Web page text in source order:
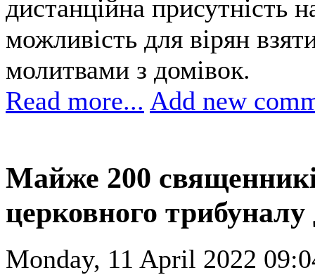
дистанційна присутність
можливість для вірян
молитвами з домівок.
Read more... Add new
Майже 200
церковного
Monday, 11 April 2022